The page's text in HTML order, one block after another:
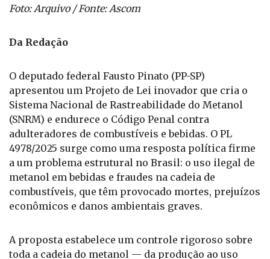
Foto: Arquivo / Fonte: Ascom
Da Redação
O deputado federal Fausto Pinato (PP-SP)
apresentou um Projeto de Lei inovador que cria o
Sistema Nacional de Rastreabilidade do Metanol
(SNRM) e endurece o Código Penal contra
adulteradores de combustíveis e bebidas. O PL
4978/2025 surge como uma resposta política firme
a um problema estrutural no Brasil: o uso ilegal de
metanol em bebidas e fraudes na cadeia de
econômicos e danos ambientais graves.